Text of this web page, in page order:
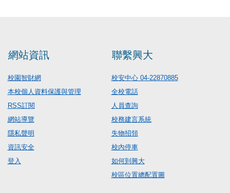
網站資訊
校園智財網
本校個人資料保護與管理
RSS訂閱
網站導覽
隱私聲明
資訊安全
登入
聯繫興大
校安中心 04-22870885
全校電話
人員查詢
校務建言系統
失物招領
校內停車
如何到興大
校區位置總配置圖